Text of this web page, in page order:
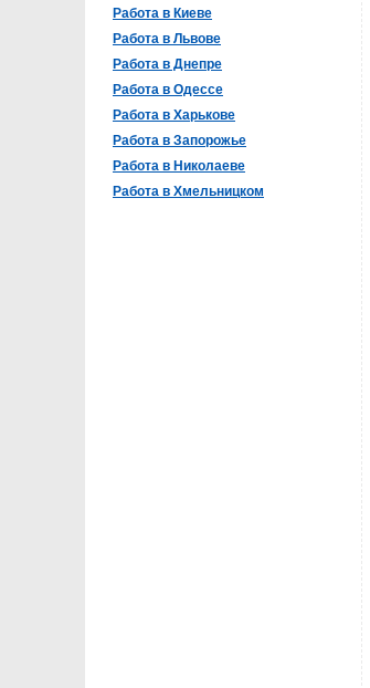
Работа в Киеве
Работа в Львове
Работа в Днепре
Работа в Одессе
Работа в Харькове
Работа в Запорожье
Работа в Николаеве
Работа в Хмельницком